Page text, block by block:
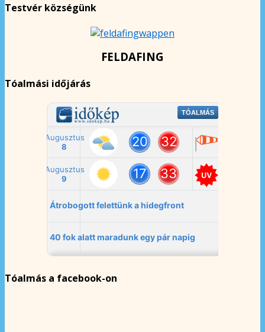
Testvér községünk
FELDAFING
Tóalmási időjárás
Tóalmás a facebook-on